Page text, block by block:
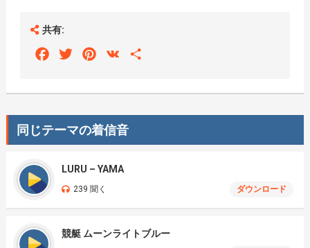
共有:
FacebookTwitterPinterest
VK
同じテーマの着信音
LURU – YAMA
239 聞く ダウンロード
競艇 ムーンライトブルー